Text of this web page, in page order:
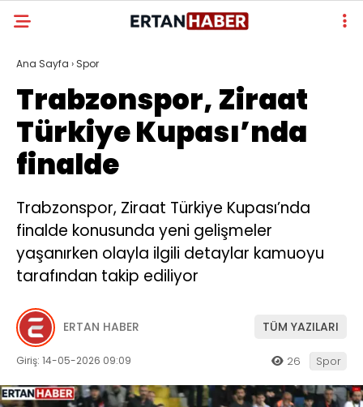
Ana Sayfa › Spor
Trabzonspor, Ziraat
Türkiye Kupası’nda
finalde
Trabzonspor, Ziraat Türkiye Kupası’nda
finalde konusunda yeni gelişmeler
yaşanırken olayla ilgili detaylar kamuoyu
tarafından takip ediliyor
ERTAN HABER TÜM YAZILARI
Giriş: 14-05-2026 09:09 26 Spor